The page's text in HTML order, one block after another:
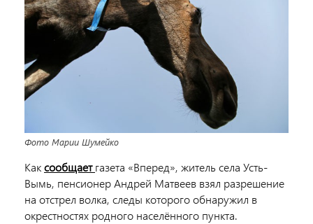
Фото Марии Шумейко
Каксообщаетгазета «Вперед», житель села Усть-
Вымь, пенсионер Андрей Матвеев взял разрешение
на отстрел волка, следы которого обнаружил в
окрестностях родного населённого пункта.